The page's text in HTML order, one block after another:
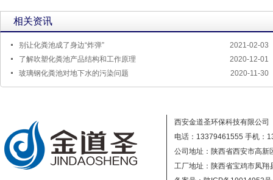
相关资讯
2021-02-03
别让化粪池成了身边“炸弹”
2020-12-01
了解吹塑化粪池产品结构和工作原理
2020-11-30
玻璃钢化粪池对地下水的污染问题
西安金道圣环保科技有限公司
电话：13379461555 手机：
公司地址：陕西省西安市高
工厂地址：陕西省宝鸡市凤翔